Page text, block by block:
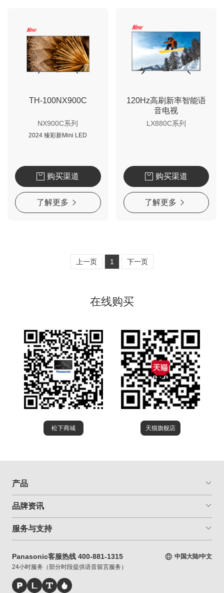
TH-100NX900C
NX900C系列
2024 臻彩新Mini LED
购买渠道
了解更多
120Hz高刷新率智能语
音电视
LX880C系列
购买渠道
了解更多
上一页 1 下一页
在线购买
松下商城 天猫旗舰店
产品
品牌资讯
服务与支持
Panasonic客服热线 400-881-1315
24小时服务（部分时段提供语音留言服务）
中国大陆/中文